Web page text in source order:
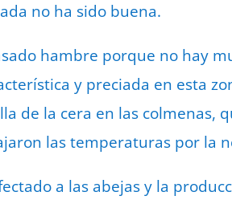
no ha sido buena.
hambre porque no hay
y preciada en esta
de la cera en las colmenas,
las temperaturas por la
a las abejas y la